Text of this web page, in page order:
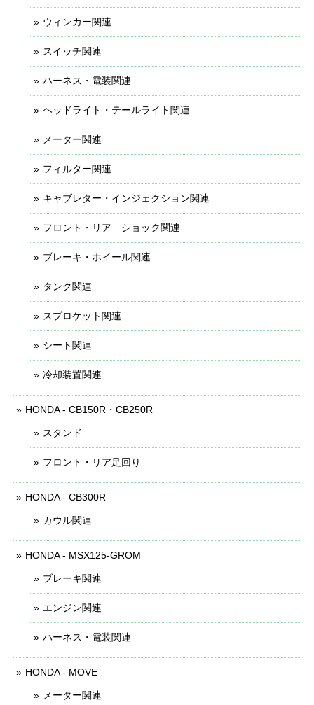
ウィンカー関連
スイッチ関連
ハーネス・電装関連
ヘッドライト・テールライト関連
メーター関連
フィルター関連
キャブレター・インジェクション関連
フロント・リア ショック関連
ブレーキ・ホイール関連
タンク関連
スプロケット関連
シート関連
冷却装置関連
HONDA - CB150R・CB250R
スタンド
フロント・リア足回り
HONDA - CB300R
カウル関連
HONDA - MSX125-GROM
ブレーキ関連
エンジン関連
ハーネス・電装関連
HONDA - MOVE
メーター関連